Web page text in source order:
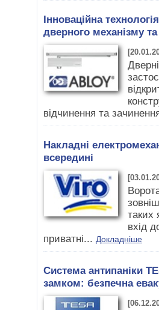
Інноваційна
дверного механізму
відчинення та
Накладні
всередині
таких
вхід
приватні... Докладніше
Система антипаніки
замком: безпечна